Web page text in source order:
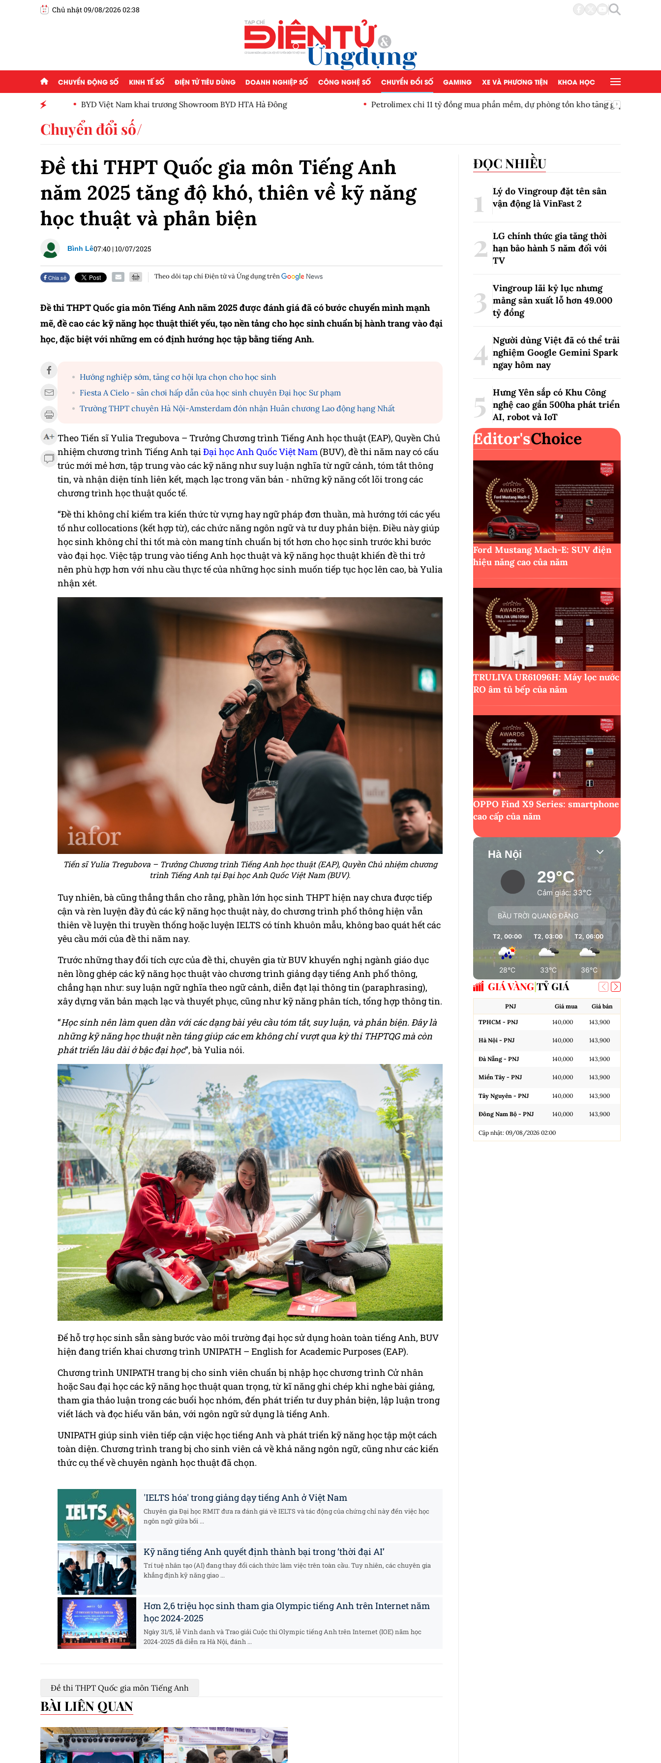
Chủ nhật 09/08/2026 02:38
CHUYỂN ĐỘNG SỐ KINH TẾ SỐ ĐIỆN TỬ TIÊU DÙNG DOANH NGHIỆP SỐ CÔNG NGHỆ SỐ CHUYỂN ĐỔI SỐ GAMING XE VÀ PHƯƠNG TIỆN KHOA HỌC
BYD Việt Nam khai trương Showroom BYD HTA Hà Đông
Petrolimex chi 11 tỷ đồng mua phần mềm, dự phòng tồn kho tăng gấp 2,5
Chuyển đổi số
Đề thi THPT Quốc gia môn Tiếng Anh
năm 2025 tăng độ khó, thiên về kỹ năng
học thuật và phản biện
Bình Lê07:40 |10/07/2025
Chia sẻ Theo dõi tạp chí Điện tử và Ứng dụng trên
Đề thi THPT Quốc gia môn Tiếng Anh năm 2025 được đánh giá đã có bước chuyển mình mạnh
mẽ, đề cao các kỹ năng học thuật thiết yếu, tạo nền tảng cho học sinh chuẩn bị hành trang vào đại
học, đặc biệt với những em có định hướng học tập bằng tiếng Anh.
Hướng nghiệp sớm, tăng cơ hội lựa chọn cho học sinh
Fiesta A Cielo - sân chơi hấp dẫn của học sinh chuyên Đại học Sư phạm
Trường THPT chuyên Hà Nội-Amsterdam đón nhận Huân chương Lao động hạng Nhất
Theo Tiến sĩ Yulia Tregubova – Trưởng Chương trình Tiếng Anh học thuật (EAP), Quyền Chủ
nhiệm chương trình Tiếng Anh tạiĐại học Anh Quốc Việt Nam (BUV), đề thi năm nay có cấu
trúc mới mẻ hơn, tập trung vào các kỹ năng như suy luận nghĩa từ ngữ cảnh, tóm tắt thông
tin, và nhận diện tính liên kết, mạch lạc trong văn bản - những kỹ năng cốt lõi trong các
chương trình học thuật quốc tế.
“Đề thi không chỉ kiểm tra kiến thức từ vựng hay ngữ pháp đơn thuần, mà hướng tới các yếu
tố như collocations (kết hợp từ), các chức năng ngôn ngữ và tư duy phản biện. Điều này giúp
học sinh không chỉ thi tốt mà còn mang tính chuẩn bị tốt hơn cho học sinh trước khi bước
vào đại học. Việc tập trung vào tiếng Anh học thuật và kỹ năng học thuật khiến đề thi trở
nên phù hợp hơn với nhu cầu thực tế của những học sinh muốn tiếp tục học lên cao, bà Yulia
nhận xét.
Tiến sĩ Yulia Tregubova – Trưởng Chương trình Tiếng Anh học thuật (EAP), Quyền Chủ nhiệm chương
trình Tiếng Anh tại Đại học Anh Quốc Việt Nam (BUV).
Tuy nhiên, bà cũng thẳng thắn cho rằng, phần lớn học sinh THPT hiện nay chưa được tiếp
cận và rèn luyện đầy đủ các kỹ năng học thuật này, do chương trình phổ thông hiện vẫn
thiên về luyện thi truyền thống hoặc luyện IELTS có tính khuôn mẫu, không bao quát hết các
yêu cầu mới của đề thi năm nay.
Trước những thay đổi tích cực của đề thi, chuyên gia từ BUV khuyến nghị ngành giáo dục
nên lồng ghép các kỹ năng học thuật vào chương trình giảng dạy tiếng Anh phổ thông,
chẳng hạn như: suy luận ngữ nghĩa theo ngữ cảnh, diễn đạt lại thông tin (paraphrasing),
xây dựng văn bản mạch lạc và thuyết phục, cũng như kỹ năng phân tích, tổng hợp thông tin.
“Học sinh nên làm quen dần với các dạng bài yêu cầu tóm tắt, suy luận, và phản biện. Đây là
những kỹ năng học thuật nền tảng giúp các em không chỉ vượt qua kỳ thi THPTQG mà còn
phát triển lâu dài ở bậc đại học”, bà Yulia nói.
Để hỗ trợ học sinh sẵn sàng bước vào môi trường đại học sử dụng hoàn toàn tiếng Anh, BUV
hiện đang triển khai chương trình UNIPATH – English for Academic Purposes (EAP).
Chương trình UNIPATH trang bị cho sinh viên chuẩn bị nhập học chương trình Cử nhân
hoặc Sau đại học các kỹ năng học thuật quan trọng, từ kĩ năng ghi chép khi nghe bài giảng,
tham gia thảo luận trong các buổi học nhóm, đến phát triển tư duy phản biện, lập luận trong
viết lách và đọc hiểu văn bản, với ngôn ngữ sử dụng là tiếng Anh.
UNIPATH giúp sinh viên tiếp cận việc học tiếng Anh và phát triển kỹ năng học tập một cách
toàn diện. Chương trình trang bị cho sinh viên cả về khả năng ngôn ngữ, cũng như các kiến
thức cụ thể về chuyên ngành học thuật đã chọn.
'IELTS hóa' trong giảng dạy tiếng Anh ở Việt Nam
Chuyên gia Đại học RMIT đưa ra đánh giá về IELTS và tác động của chứng chỉ này đến việc học
ngôn ngữ giữa bối ...
Kỹ năng tiếng Anh quyết định thành bại trong ‘thời đại AI’
Trí tuệ nhân tạo (AI) đang thay đổi cách thức làm việc trên toàn cầu. Tuy nhiên, các chuyên gia
khẳng định kỹ năng giao ...
Hơn 2,6 triệu học sinh tham gia Olympic tiếng Anh trên Internet năm
học 2024-2025
Ngày 31/5, lễ Vinh danh và Trao giải Cuộc thi Olympic tiếng Anh trên Internet (IOE) năm học
2024-2025 đã diễn ra Hà Nội, đánh ...
Đề thi THPT Quốc gia môn Tiếng Anh
BÀI LIÊN QUAN
ĐỌC NHIỀU
Lý do Vingroup đặt tên sân
vận động là VinFast2
LG chính thức gia tăng thời
hạn bảo hành 5 năm đối với
TV
Vingroup lãi kỷ lục nhưng
mảng sản xuất lỗ hơn 49.000
tỷ đồng
Người dùng Việt đã có thể trải
nghiệm Google Gemini Spark
ngay hôm nay
Hưng Yên sắp có Khu Công
nghệ cao gần 500ha phát triển
AI, robot và IoT
Editor'sChoice
Ford Mustang Mach-E: SUV điện
hiệu năng cao của năm
TRULIVA UR61096H: Máy lọc nước
RO âm tủ bếp của năm
OPPO Find X9 Series: smartphone
cao cấp của năm
Hà Nội
29°C
Cảm giác: 33°C
BẦU TRỜI QUANG ĐÃNG
T2, 00:00
28°C
T2, 03:00
33°C
T2, 06:00
36°C
GIÁ VÀNG TỶ GIÁ
PNJ Giá mua Giá bán
TPHCM - PNJ 140,000 143,900
Hà Nội - PNJ 140,000 143,900
Đà Nẵng - PNJ 140,000 143,900
Miền Tây - PNJ 140,000 143,900
Tây Nguyên - PNJ 140,000 143,900
Đông Nam Bộ - PNJ 140,000 143,900
Cập nhật: 09/08/2026 02:00